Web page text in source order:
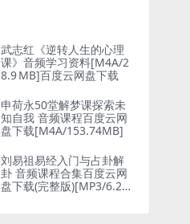
武志红《逆转人生的心理
课》音频学习资料[M4A/2
8.9 MB]百度云网盘下载
申荷永50堂解梦课探索未
知自我 音频课程百度云网
盘下载[M4A/153.74MB]
刘易祖易经入门与占卦解
卦 音频课程合集百度云网
盘下载(完整版)[MP3/6.22